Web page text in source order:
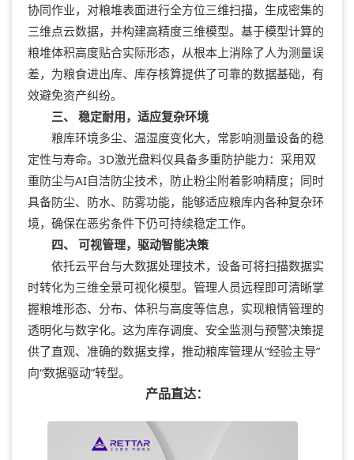
协同作业，对粮堆表面进行全方位三维扫描，生成密集的
三维点云数据，并构建高精度三维模型。基于模型计算的
粮堆体积高度贴合实际形态，从根本上消除了人为测量误
差，为粮食进出库、库存核算提供了可靠的数据基础，有
效避免资产纠纷。
三、 稳定耐用，适应复杂环境
粮库环境多尘、温湿度变化大，常影响测量设备的稳
定性与寿命。3D激光盘料仪具备多重防护能力：采用双
重防尘与AI自洁防尘技术，防止粉尘附着影响精度；同时
具备防尘、防水、防雾功能，能够适应粮库内各种复杂环
境，确保在恶劣条件下仍可持续稳定工作。
四、 可视管理，驱动智能决策
依托云平台与大数据处理技术，设备可将扫描数据实
时转化为三维全景可视化模型。管理人员远程即可清晰掌
握粮堆形态、分布、体积与高度等信息，实现粮情管理的
透明化与数字化。这为库存调度、安全监测与预警决策提
供了直观、准确的数据支撑，推动粮库管理从“经验主导”
向“数据驱动”转型。
产品直达：